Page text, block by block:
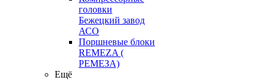
головки
Бежецкий завод
АСО
Поршневые блоки
REMEZA (
РЕМЕЗА)
Ещё